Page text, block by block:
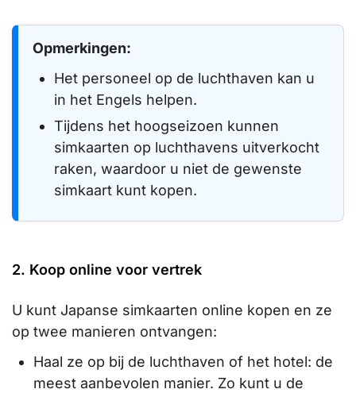
Opmerkingen:
Het personeel op de luchthaven kan u
in het Engels helpen.
Tijdens het hoogseizoen kunnen
simkaarten op luchthavens uitverkocht
raken, waardoor u niet de gewenste
simkaart kunt kopen.
2. Koop online voor vertrek
U kunt Japanse simkaarten online kopen en ze
op twee manieren ontvangen:
Haal ze op bij de luchthaven of het hotel: de
meest aanbevolen manier. Zo kunt u de